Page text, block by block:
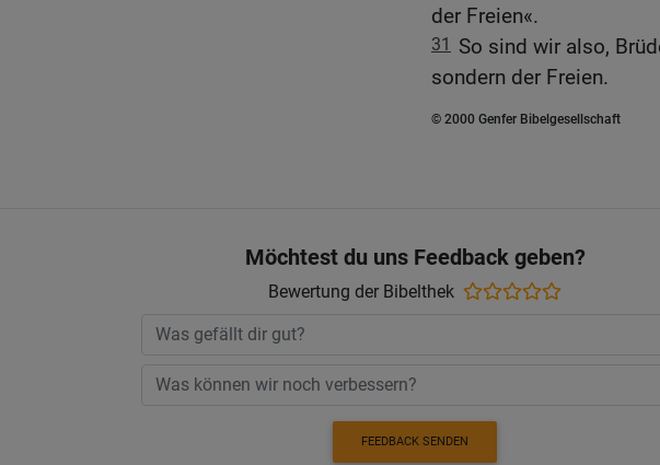
der Freien«.
31
So sind wir also,
sondern der Freien.
© 2000 Genfer Bibelgesellschaft
Möchtest du uns Feedback geben?
Bewertung der Bibelthek
FEEDBACK SENDEN